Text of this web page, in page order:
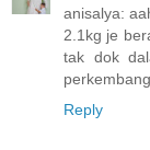
anisalya:
2.1kg je
tak dok
Reply